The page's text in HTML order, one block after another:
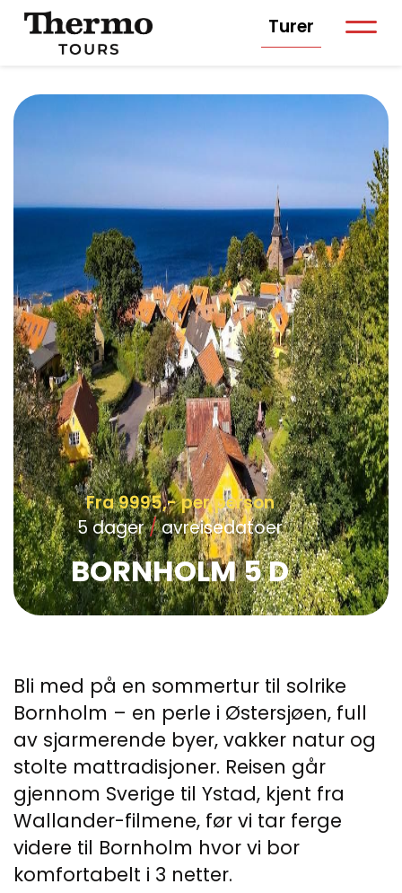
Turer
Fra 9995,- per person
5 dager/avreisedatoer
BORNHOLM 5 D
Bli med på en sommertur til solrike
Bornholm – en perle i Østersjøen, full
av sjarmerende byer, vakker natur og
stolte mattradisjoner. Reisen går
gjennom Sverige til Ystad, kjent fra
Wallander-filmene, før vi tar ferge
videre til Bornholm hvor vi bor
komfortabelt i 3 netter.